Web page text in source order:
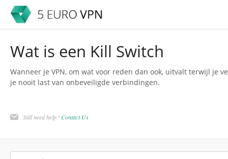
Wat is een Kill Switch
Wanneer je VPN, om wat voor reden dan ook, uitvalt terwijl je
je nooit last van onbeveiligde verbindingen.
Still need help?Contact Us